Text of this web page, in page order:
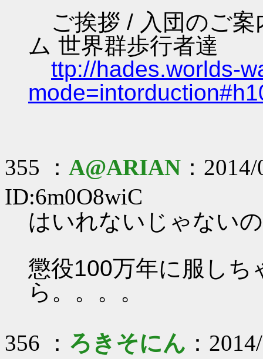
ご挨拶 / 入団のご案
ム 世界群歩行者達
ttp://hades.worlds-
355 ： A@ARIAN ：
ID:6m0O8wiC
はいれないじゃない
懲役100万年に服し
ら。。。。
356 ： ろきそにん ：